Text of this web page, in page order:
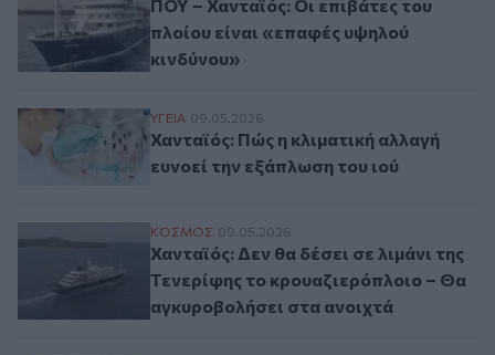
ΠΟΥ – Χανταϊός: Οι επιβάτες του
πλοίου είναι «επαφές υψηλού
κινδύνου»
Χανταϊός: Πώς η κλιματική αλλαγή
ΥΓΕΙΑ 09.05.2026
Χανταϊός: Πώς η κλιματική αλλαγή
ευνοεί την εξάπλωση του ιού
Χανταϊός: Δεν θα δέσει σε λιμάνι της
ΚΟΣΜΟΣ 09.05.2026
Χανταϊός: Δεν θα δέσει σε λιμάνι της
Τενερίφης το κρουαζιερόπλοιο – Θα
αγκυροβολήσει στα ανοιχτά